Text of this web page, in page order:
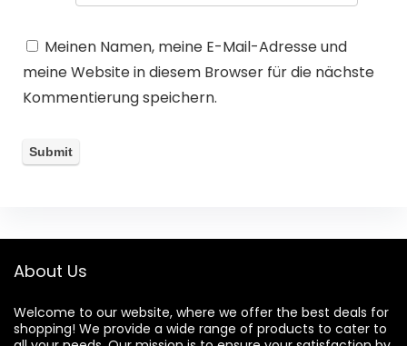
Meinen Namen, meine E-Mail-Adresse und
meine Website in diesem Browser für die nächste
Kommentierung speichern.
About Us
Welcome to our website, where we offer the best deals for
shopping! We provide a wide range of products to cater to